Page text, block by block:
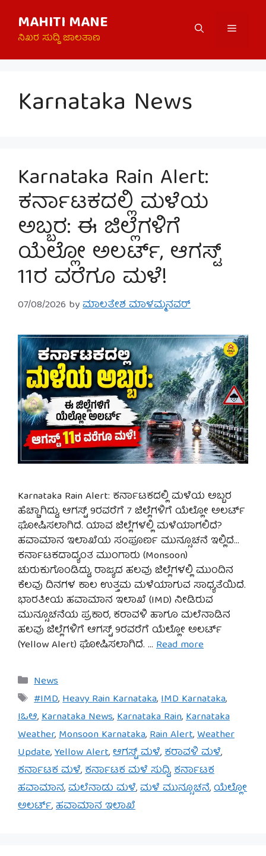
content
MAHITI MANE
ನಿಖರ ಸುದ್ದಿ ಜಾಲತಾಣ
Menu
Karnataka News
Karnataka Rain Alert:
ಕರ್ನಾಟಕದಲ್ಲಿ ಮಳೆಯ
ಅಬ್ಬರ: ಈ ಜಿಲ್ಲೆಗಳಿಗೆ
ಯೆಲ್ಲೋ ಅಲರ್ಟ್, ಆಗಸ್ಟ್
11ರ ವರೆಗೂ ಮಳೆ!
07/08/2026 byಮಾಲತೇಶ ಮಾಳಮ್ಮನವರ್
Karnataka Rain Alert: ಕರ್ನಾಟಕದಲ್ಲಿ ಮಳೆಯ ಅಬ್ಬರ
ಹೆಚ್ಚಾಗಿದ್ದು, ಆಗಸ್ಟ್ 9ರವರೆಗೆ 7 ಜಿಲ್ಲೆಗಳಿಗೆ ಯೆಲ್ಲೋ ಅಲರ್ಟ್
ಘೋಷಿಸಲಾಗಿದೆ. ಯಾವ ಜಿಲ್ಲೆಗಳಲ್ಲಿ ಮಳೆಯಾಗಲಿದೆ?
ಹವಾಮಾನ ಇಲಾಖೆಯ ಸಂಪೂರ್ಣ ಮುನ್ಸೂಚನೆ ಇಲ್ಲಿದೆ…
ಕರ್ನಾಟಕದಾದ್ಯಂತ ಮುಂಗಾರು (Monsoon)
ಚುರುಕುಗೊಂಡಿದ್ದು, ರಾಜ್ಯದ ಹಲವು ಜಿಲ್ಲೆಗಳಲ್ಲಿ ಮುಂದಿನ
ಕೆಲವು ದಿನಗಳ ಕಾಲ ಉತ್ತಮ ಮಳೆಯಾಗುವ ಸಾಧ್ಯತೆಯಿದೆ.
ಭಾರತೀಯ ಹವಾಮಾನ ಇಲಾಖೆ (IMD) ನೀಡಿರುವ
ಮುನ್ಸೂಚನೆಯ ಪ್ರಕಾರ, ಕರಾವಳಿ ಹಾಗೂ ಮಲೆನಾಡಿನ
ಹಲವು ಜಿಲ್ಲೆಗಳಿಗೆ ಆಗಸ್ಟ್ 9ರವರೆಗೆ ಯೆಲ್ಲೋ ಅಲರ್ಟ್
(Yellow Alert) ಘೋಷಿಸಲಾಗಿದೆ. … Read more
Categories
News
Tags
#IMD,Heavy Rain Karnataka,IMD Karnataka,
Iಒಆ,Karnataka News,Karnataka Rain,Karnataka
Weather,Monsoon Karnataka,Rain Alert,Weather
Update,Yellow Alert,ಆಗಸ್ಟ್ ಮಳೆ,ಕರಾವಳಿ ಮಳೆ,
ಕರ್ನಾಟಕ ಮಳೆ,ಕರ್ನಾಟಕ ಮಳೆ ಸುದ್ದಿ,ಕರ್ನಾಟಕ
ಹವಾಮಾನ,ಮಲೆನಾಡು ಮಳೆ,ಮಳೆ ಮುನ್ಸೂಚನೆ,ಯೆಲ್ಲೋ
ಅಲರ್ಟ್,ಹವಾಮಾನ ಇಲಾಖೆ